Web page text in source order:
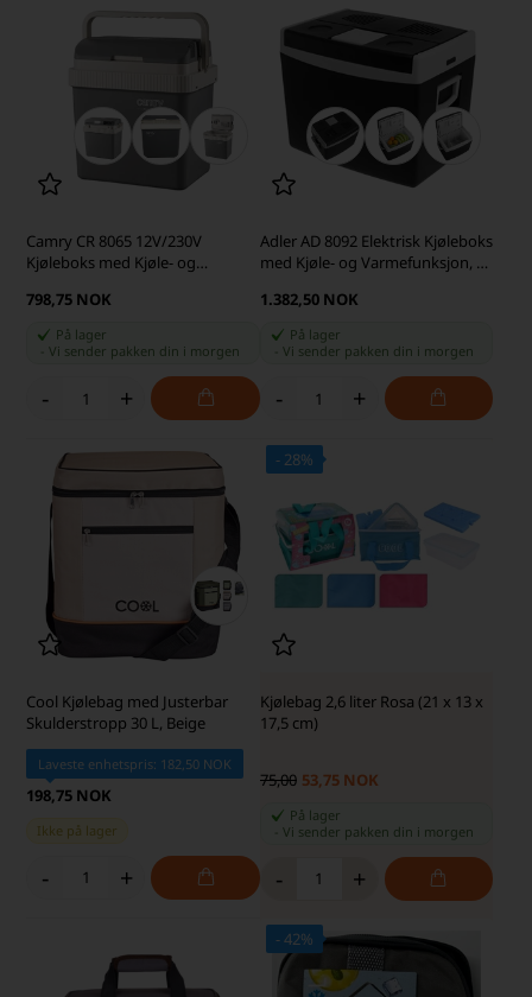
Camry CR 8065 12V/230V
Kjøleboks med Kjøle- og
798,75 NOK
På lager
-Vi sender pakken din i morgen
- +
Adler AD 8092 Elektrisk Kjøleboks
med Kjøle- og Varmefunksjon, 40
1.382,50 NOK
På lager
Vi sender pakken din i morgen
- +
Cool Kjølebag med Justerbar
Skulderstropp 30 L, Beige
Laveste enhetspris: 182,50 NOK
198,75 NOK
Ikke på lager
- +
- 28%SKARP PRIS · SKARP PRIS
Kjølebag 2,6 liter Rosa (21 x 13 x
17,5 cm)
75,00 53,75 NOK
På lager
Vi sender pakken din i morgen
- +
- 42%SKARP PRIS · SKARP PRIS